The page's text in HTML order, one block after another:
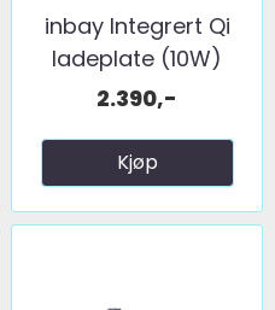
inbay Integrert Qi
ladeplate (10W)
BMW ...
2.390,-
Kjøp